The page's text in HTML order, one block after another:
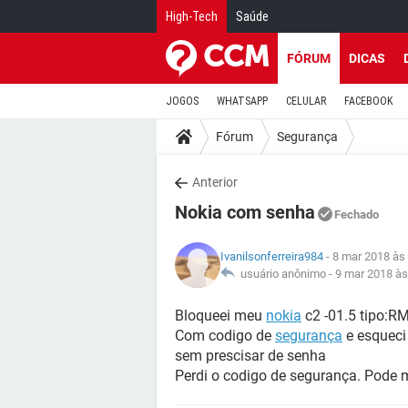
High-Tech Saúde
FÓRUM DICAS
JOGOS WHATSAPP CELULAR FACEBOOK
Fórum Segurança
Anterior
Nokia com senha Fechado
Ivanilsonferreira984 - 8 mar 2018 às
usuário anônimo - 9 mar 2018
Bloqueei meu nokia c2 -01.5
Com codigo de segurança e
sem prescisar de senha
Perdi o codigo de segurança. Pode